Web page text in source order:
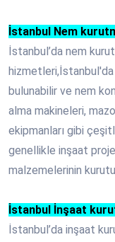
İstanbul Nem
İstanbul’da nem
bulunabilir ve nem
alma makineleri,
ekipmanları gibi
genellikle inşaat
malzemelerinin
İstanbul İnşaat
İstanbul’da inşaat